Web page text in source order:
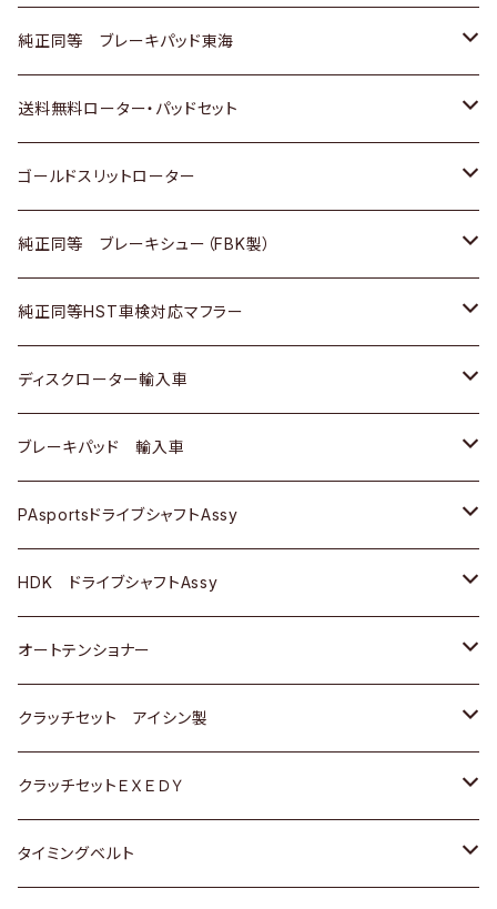
スバル
日野
三菱ふそう
ＢＭＷ
三菱
日野
三菱ふそう
日野
三菱ふそう
その他
マツダ
三菱
スバル
いすゞ
ダイハツ
マツダ
三菱
スバル
ダイハツ
マツダ
三菱
スズキ
日産
ダイハツ
マツダ
三菱
スバル
ホンダ
スズキ
日産
いすゞ
ダイハツ
マツダ
三菱
スバル
ＢＥＮＺ
トヨタ
ホンダ
スズキ
日産
ダイハツ
マツダ
三菱
スバル
純正同等 ブレーキパッド東海
トヨタ
ホンダ
日産
いすゞ
ダイハツ
マツダ
三菱
スバル
送料無料ローター・パッドセット
トヨタ
ホンダ
スズキ
日産
ダイハツ
マツダ
三菱
スバル
ゴールドスリットローター
トヨタ
ホンダ
スズキ
日産
ダイハツ
マツダ
三菱
スバル
純正同等 ブレーキシュー（FBK製）
ホンダ
スズキ
日産
ダイハツ
マツダ
三菱
スバル
純正同等HST車検対応マフラー
トヨタ
ホンダ
スズキ
日産
いすゞ
ダイハツ
マツダ
三菱
ディスクローター輸入車
ＡＵＤＩ
ＢＥＮＺ
ＢＭＷ
GOLF
ＷＡＧＥＮ
アストロ（シボレー）
クライスラー
ブレーキパッド 輸入車
ＢＥＮＺ
ＢＭＷ
ＷＡＧＥＮ
ＶＯＬＶＯ
PAsportsドライブシャフトAssy
トヨタ
ホンダ
スズキ
日産
ダイハツ
HDK ドライブシャフトAssy
スズキ
ダイハツ
日産
ホンダ
オートテンショナー
トヨタ
クラッチセット アイシン製
ホンダ
スズキ
クラッチセットＥＸＥＤＹ
ホンダ
タイミングベルト